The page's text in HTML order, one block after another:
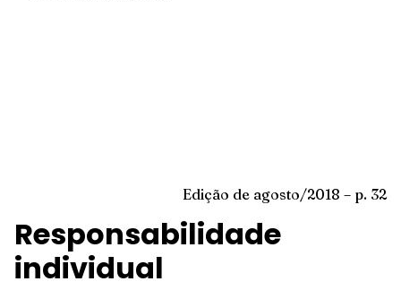
Edição de agosto/2018 – p. 32
Responsabilidade
individual